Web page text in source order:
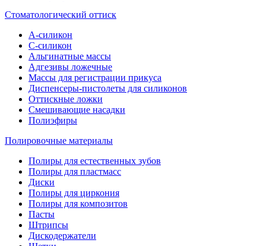
Стоматологический оттиск
А-силикон
C-силикон
Альгинатные массы
Адгезивы ложечные
Массы для регистрации прикуса
Диспенсеры-пистолеты для силиконов
Оттискные ложки
Смешивающие насадки
Полиэфиры
Полировочные материалы
Полиры для естественных зубов
Полиры для пластмасс
Диски
Полиры для циркония
Полиры для композитов
Пасты
Штрипсы
Дискодержатели